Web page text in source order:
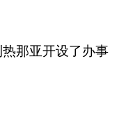
那亚开设了办事